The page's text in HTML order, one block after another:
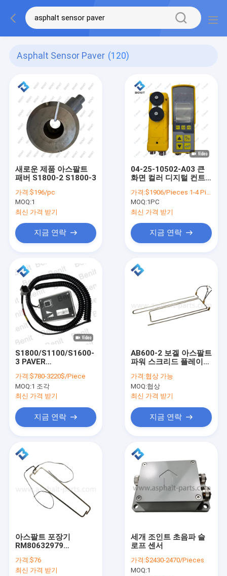
Asphalt Sensor Paver (120)
새로운 제품 아스팔트
패버 S1800-2 S1800-3
가격:$196/pc
MOQ:1
최신 가격 받기
지금 연락
04-25-10502-A03 큰
화면 컬러 디지털 컨트
잡이
가격:$1906/Pieces 1-4 Pieces
MOQ:1PC
최신 가격 받기
지금 연락
S1800/S1100/S1600-
3 PAVER
Sensor 2462560026
/2090106 Slope
Sensor for Super
가격:$780-3220$/Piece
MOQ:1 조각
최신 가격 받기
지금 연락
AB600-2 보겔 아스팔트
파워 스크리드 플레이트
방 스탠드
가격:협상 가능
MOQ:협상
최신 가격 받기
지금 연락
아스팔트 포장기
RM80632979
팅 로드 전기 히팅 로드
산업용
가격:$76
최신 가격 받기
세개 조인트 초음파 슬
로프 센서
가격:$2430-2470/Pieces
MOQ:1